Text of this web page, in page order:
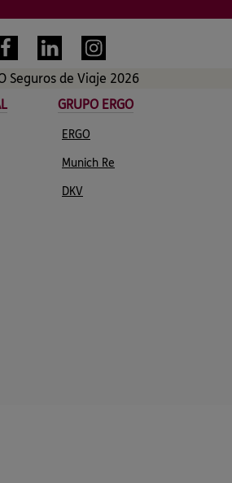
Seguros de Viaje 2026
GRUPO ERGO
ERGO
Munich Re
DKV